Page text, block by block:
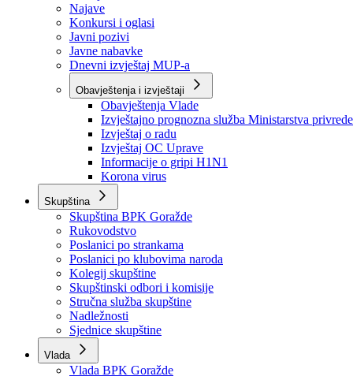
Aktuelno
Sve vijesti
Izdvojeno
Najave
Konkursi i oglasi
Javni pozivi
Javne nabavke
Dnevni izvještaj MUP-a
Obavještenja i izvještaji
Obavještenja Vlade
Izvještajno prognozna služba Ministarstva privrede
Izvještaj o radu
Izvještaj OC Uprave
Informacije o gripi H1N1
Korona virus
Skupština
Skupština BPK Goražde
Rukovodstvo
Poslanici po strankama
Poslanici po klubovima naroda
Kolegij skupštine
Skupštinski odbori i komisije
Stručna služba skupštine
Nadležnosti
Sjednice skupštine